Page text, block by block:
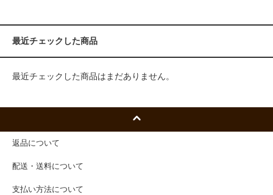
最近チェックした商品
最近チェックした商品はまだありません。
返品について
配送・送料について
支払い方法について